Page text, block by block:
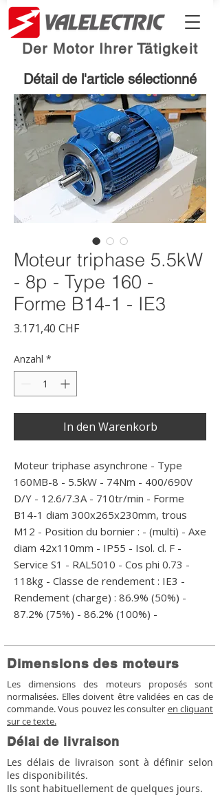
Der Motor Ihrer Tätigkeit
Détail de l'article sélectionné
Moteur triphase 5.5kW
- 8p - Type 160 -
Forme B14-1 - IE3
3.171,40 CHFPreis
Anzahl *
In den Warenkorb
Moteur triphase asynchrone - Type
160MB-8 - 5.5kW - 74Nm - 400/690V
D/Y - 12.6/7.3A - 710tr/min - Forme
B14-1 diam 300x265x230mm, trous
M12 - Position du bornier : - (multi) - Axe
diam 42x110mm - IP55 - Isol. cl. F -
Service S1 - RAL5010 - Cos phi 0.73 -
118kg - Classe de rendement : IE3 -
Rendement (charge) : 86.9% (50%) -
87.2% (75%) - 86.2% (100%) -
Dimensions des moteurs
Les dimensions des moteurs proposés sont
normalisées. Elles doivent être validées en cas de
commande. Vous pouvez les consulter en cliquant
sur ce texte.
Délai de livraison
Les délais de livraison sont à définir selon
les disponibilités.
Ils sont habituellement de quelques jours.